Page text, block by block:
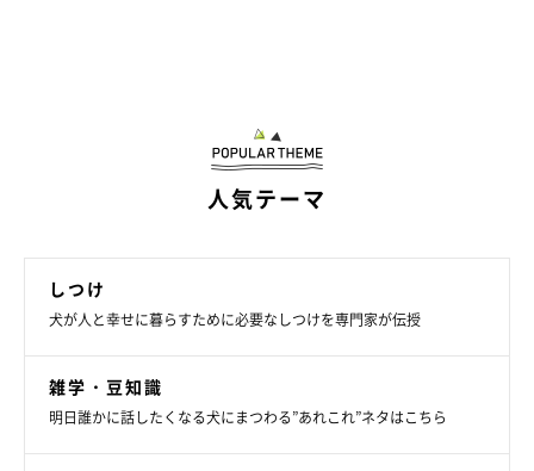
人気テーマ
しつけ
犬が人と幸せに暮らすために必要なしつけを専門家が伝授
雑学・豆知識
明日誰かに話したくなる犬にまつわる”あれこれ”ネタはこちら